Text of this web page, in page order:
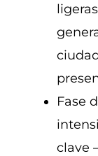
Fase
clave